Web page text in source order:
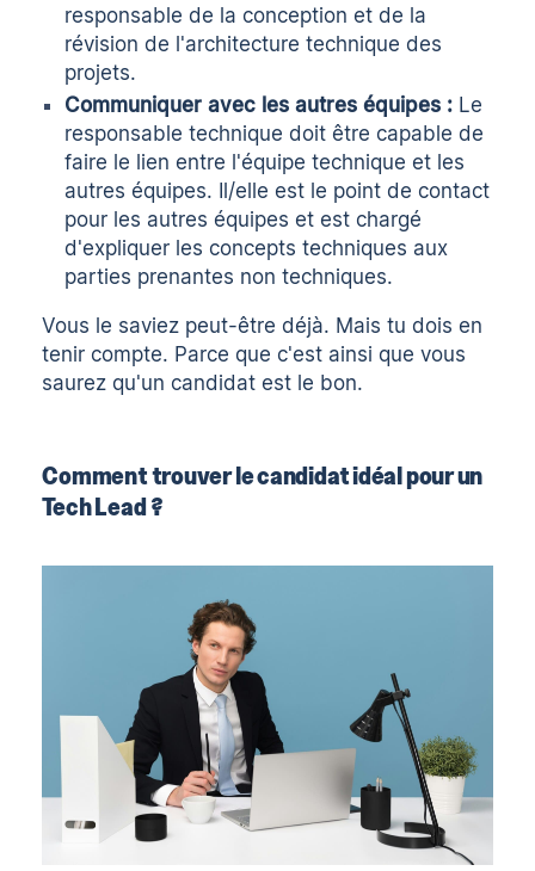
responsable de la conception et de la
révision de l'architecture technique des
projets.
Communiquer avec les autres équipes : Le
responsable technique doit être capable de
faire le lien entre l'équipe technique et les
autres équipes. Il/elle est le point de contact
pour les autres équipes et est chargé
d'expliquer les concepts techniques aux
parties prenantes non techniques.
Vous le saviez peut-être déjà. Mais tu dois en
tenir compte. Parce que c'est ainsi que vous
saurez qu'un candidat est le bon.
Comment trouver le candidat idéal pour un
Tech Lead ?